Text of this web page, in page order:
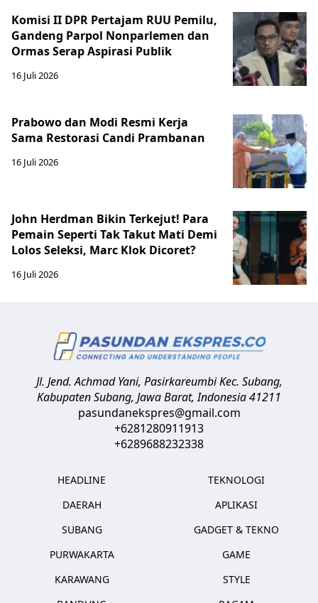
Komisi II DPR Pertajam RUU Pemilu,
Gandeng Parpol Nonparlemen dan
Ormas Serap Aspirasi Publik
16 Juli 2026
Prabowo dan Modi Resmi Kerja
Sama Restorasi Candi Prambanan
16 Juli 2026
John Herdman Bikin Terkejut! Para
Pemain Seperti Tak Takut Mati Demi
Lolos Seleksi, Marc Klok Dicoret?
16 Juli 2026
Jl. Jend. Achmad Yani, Pasirkareumbi Kec. Subang,
Kabupaten Subang, Jawa Barat,Indonesia41211
pasundanekspres@gmail.com
+6281280911913
+6289688232338
HEADLINE
DAERAH
SUBANG
PURWAKARTA
KARAWANG
TEKNOLOGI
APLIKASI
GADGET & TEKNO
GAME
STYLE